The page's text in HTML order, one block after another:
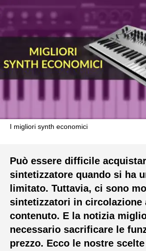
I migliori synth economici
Può essere difficile
sintetizzatore quando si ha
limitato. Tuttavia, ci sono
sintetizzatori in circolazione
contenuto. E la notizia
necessario sacrificare le
prezzo. Ecco le nostre